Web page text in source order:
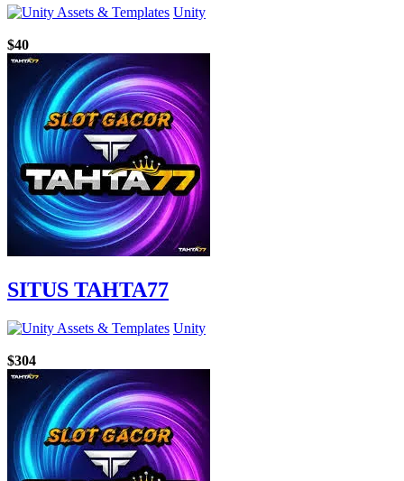
Unity
$40
SITUS TAHTA77
Unity
$304